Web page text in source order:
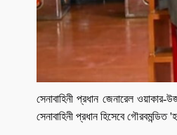
সেনাবাহিনী প্রধান জেনারেল ওয়াকার-
সেনাবাহিনী প্রধান হিসেবে গৌরবমন্ডিত'